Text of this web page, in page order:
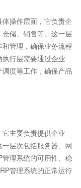
操作层面，它负责企
储、销售等。这一层
管理，确保业务流程
行层需要通过企业
度等工作，确保产品
主要负责提供企业
层次包括服务器、网
理系统的可用性、稳
管理系统的正常运行